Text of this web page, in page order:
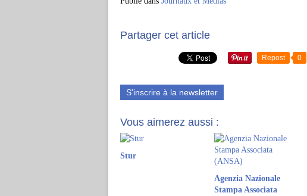
Partager cet article
Repost 0
S'inscrire à la newsletter
Vous aimerez aussi :
Stur
Agenzia Nazionale
Stampa Associata